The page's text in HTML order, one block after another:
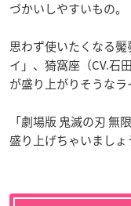
づかいしやすいもの。
思わず使いたくなる
イ」、猗窩座（CV.石
が盛り上がりそうなラ
「劇場版 鬼滅の刃 無
盛り上げちゃいましょ